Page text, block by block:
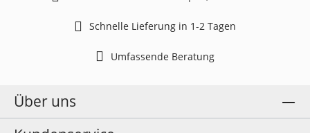
Schnelle Lieferung in 1-2 Tagen
Umfassende Beratung
Über uns